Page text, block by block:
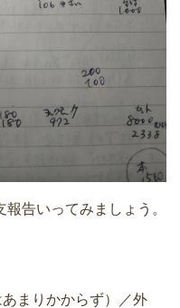
告いってみましょう。
りかからず）／外